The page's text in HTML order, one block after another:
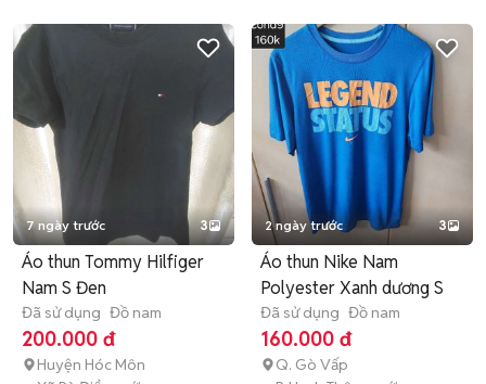
7 ngày trước 3
Áo thun Tommy Hilfiger
Nam S Đen
Đã sử dụng Đồ nam
200.000 đ
Huyện Hóc Môn
2 ngày trước 3
Áo thun Nike Nam
Polyester Xanh dương S
Đã sử dụng Đồ nam
160.000 đ
Q. Gò Vấp